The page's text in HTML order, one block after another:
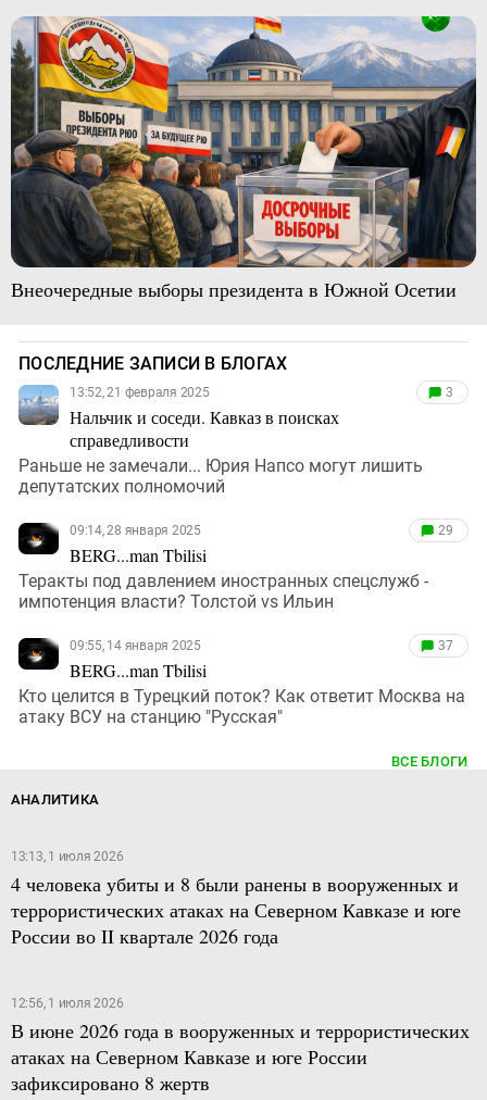
Внеочередные выборы президента в Южной Осетии
ПОСЛЕДНИЕ ЗАПИСИ В БЛОГАХ
13:52, 21 февраля 2025
Нальчик и соседи. Кавказ в поисках
справедливости
3
Раньше не замечали... Юрия Напсо могут лишить
депутатских полномочий
09:14, 28 января 2025
BERG...man Tbilisi
29
Теракты под давлением иностранных спецслужб -
импотенция власти? Толстой vs Ильин
09:55, 14 января 2025
BERG...man Tbilisi
37
Кто целится в Турецкий поток? Как ответит Москва на
атаку ВСУ на станцию "Русская"
ВСЕ БЛОГИ
АНАЛИТИКА
13:13, 1 июля 2026
4 человека убиты и 8 были ранены в вооруженных и
террористических атаках на Северном Кавказе и юге
России во II квартале 2026 года
12:56, 1 июля 2026
В июне 2026 года в вооруженных и террористических
атаках на Северном Кавказе и юге России
зафиксировано 8 жертв